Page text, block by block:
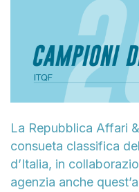
La Repubblica Affari
consueta classifica
d’Italia, in
agenzia anche